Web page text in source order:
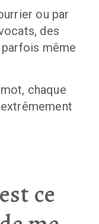
ou par
des
même
chaque
ce